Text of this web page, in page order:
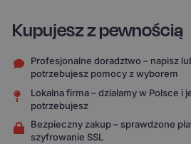
Kupujesz z pewnością
Profesjonalne doradztwo – napisz
potrzebujesz pomocy z wyborem
Lokalna firma – działamy w Polsce i
potrzebujesz
Bezpieczny zakup – sprawdzone
szyfrowanie SSL